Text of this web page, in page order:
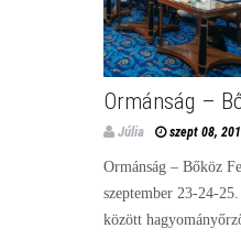
Ormánság –
Júlia szept 08,
Ormánság – Bőköz
szeptember 23-24-
között